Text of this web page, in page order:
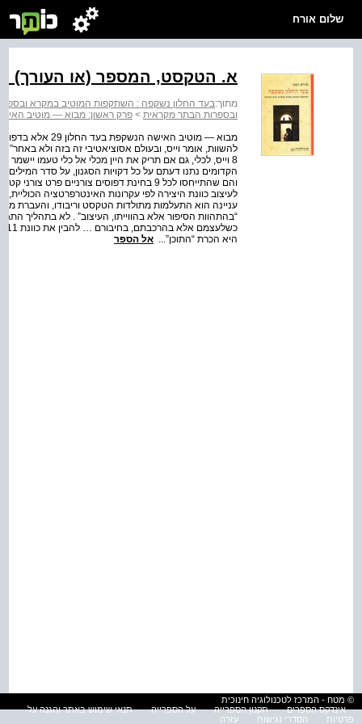
שלום אורח
א. הטקסט, המספר (או העורך)
מתוך:בעד החלון נשקפה : השתקפות המוטיב במקרא
ובספרות הבתר מקראית > פרק ראשון: מבוא — מוטיב
להשוות, אומר וייס, ובעולם אסוציאטיבי זה בזה ולא באחר” .
8 וייס, לכלי, גם אם תריק את היין מכלי אל כלי טעמו
הקדומים נתנו דעתם על כל דקויות הסגנון, על סדר
והם שהתייחסו לכל 9 בחינת דפוסים צורניים
לעיצוב כוונת היצירה לפי עקרונות האינטרפרטציה
“בהתהוות הסיפור אלא בהווייתו, העיצוב” . לא בתהליך
היא הכרת “התוכן”... אל הספר
© מטח - המרכז לטכנולוגיה חינוכית
אינדקס הספרים
תקנון הספרייה על הספרייה
תנאי שימוש באתר והגנה על
פרטיות
הסדרי נגישות עזרה